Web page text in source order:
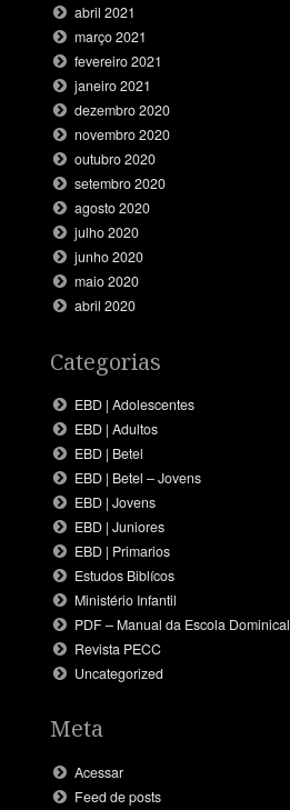
abril 2021
março 2021
fevereiro 2021
janeiro 2021
dezembro 2020
novembro 2020
outubro 2020
setembro 2020
agosto 2020
julho 2020
junho 2020
maio 2020
abril 2020
Categorias
EBD | Adolescentes
EBD | Adultos
EBD | Betel
EBD | Betel – Jovens
EBD | Jovens
EBD | Juniores
EBD | Primarios
Estudos Biblícos
Ministério Infantil
PDF – Manual da Escola Dominical
Revista PECC
Uncategorized
Meta
Acessar
Feed de posts